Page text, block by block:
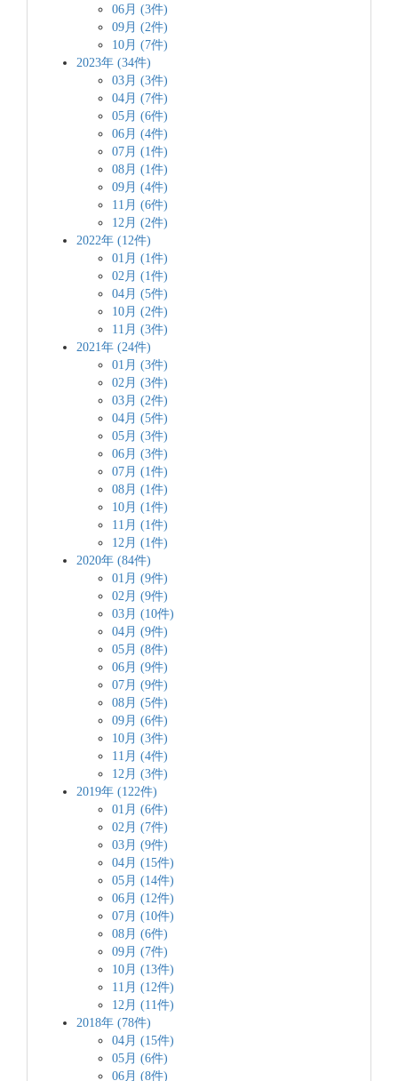
06月 (3件)
09月 (2件)
10月 (7件)
2023年 (34件)
03月 (3件)
04月 (7件)
05月 (6件)
06月 (4件)
07月 (1件)
08月 (1件)
09月 (4件)
11月 (6件)
12月 (2件)
2022年 (12件)
01月 (1件)
02月 (1件)
04月 (5件)
10月 (2件)
11月 (3件)
2021年 (24件)
01月 (3件)
02月 (3件)
03月 (2件)
04月 (5件)
05月 (3件)
06月 (3件)
07月 (1件)
08月 (1件)
10月 (1件)
11月 (1件)
12月 (1件)
2020年 (84件)
01月 (9件)
02月 (9件)
03月 (10件)
04月 (9件)
05月 (8件)
06月 (9件)
07月 (9件)
08月 (5件)
09月 (6件)
10月 (3件)
11月 (4件)
12月 (3件)
2019年 (122件)
01月 (6件)
02月 (7件)
03月 (9件)
04月 (15件)
05月 (14件)
06月 (12件)
07月 (10件)
08月 (6件)
09月 (7件)
10月 (13件)
11月 (12件)
12月 (11件)
2018年 (78件)
04月 (15件)
05月 (6件)
06月 (8件)